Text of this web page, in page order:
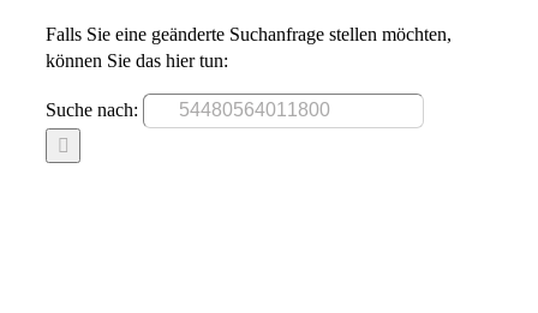
Falls Sie eine geänderte Suchanfrage stellen möchten,
können Sie das hier tun:
Suche nach: